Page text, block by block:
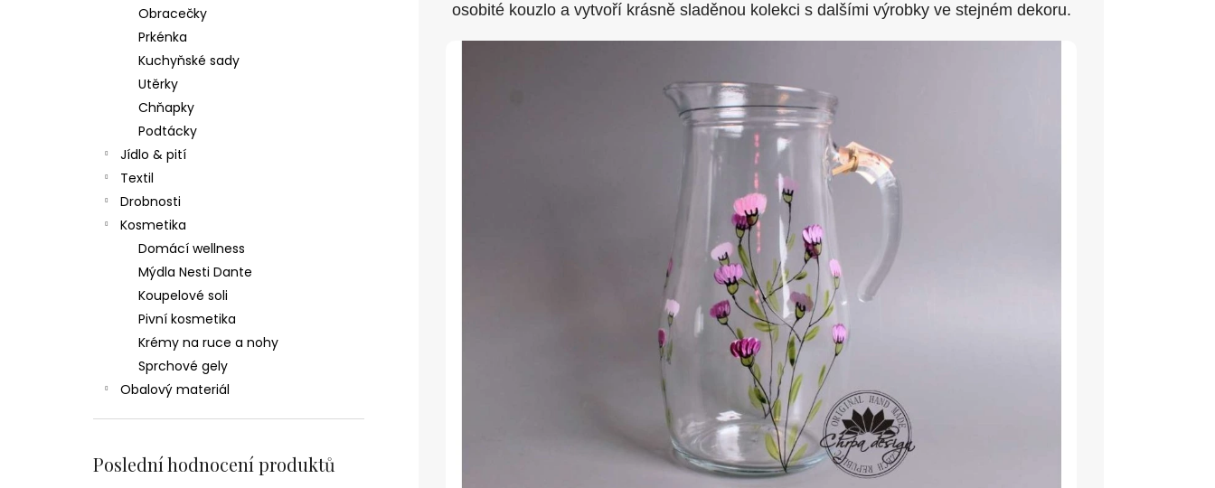
Obracečky
Prkénka
Kuchyňské sady
Utěrky
Chňapky
Podtácky
Jídlo & pití
Textil
Drobnosti
Kosmetika
Domácí wellness
Mýdla Nesti Dante
Koupelové soli
Pivní kosmetika
Krémy na ruce a nohy
Sprchové gely
Obalový materiál
Poslední hodnocení produktů
osobité kouzlo a vytvoří krásně sladěnou kolekci s dalšími výrobky ve stejném dekoru.